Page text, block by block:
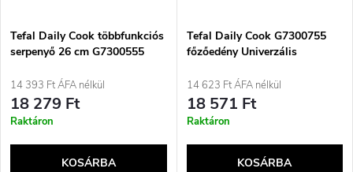
Tefal Daily Cook többfunkciós
serpenyő 26 cm G7300555
14 393 Ft ÁFA nélkül
18 279 Ft
Raktáron
KOSÁRBA
Tefal Daily Cook G7300755
főzőedény Univerzális
14 623 Ft ÁFA nélkül
18 571 Ft
Raktáron
KOSÁRBA